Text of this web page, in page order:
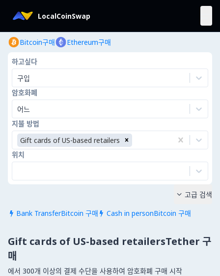
LocalCoinSwap
Bitcoin구매 Ethereum구매
하고싶다
구입
암호화폐
어느
지불 방법
Gift cards of US-based retailers
위치
 Bank TransferBitcoin 구매  Cash in personBitcoin 구매
 고급 검색
Gift cards of US-based retailersTether 구
매
에서 300개 이상의 결제 수단을 사용하여 암호화폐 구매 시작